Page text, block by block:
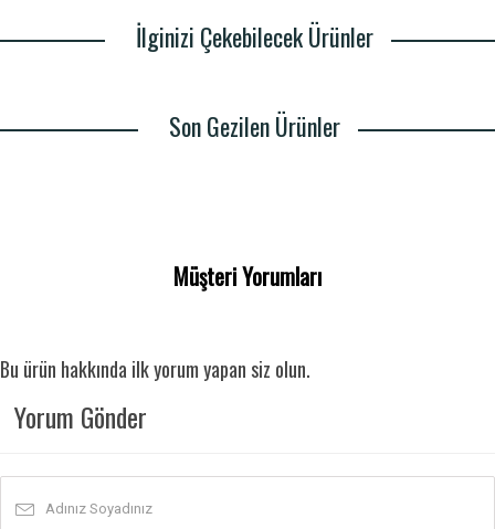
İlginizi Çekebilecek Ürünler
Son Gezilen Ürünler
Müşteri Yorumları
Bu ürün hakkında ilk yorum yapan siz olun.
Yorum Gönder